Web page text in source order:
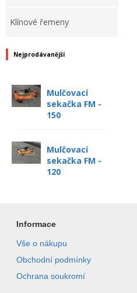
Klínové řemeny
Nejprodávanější
Mulčovací
sekačka FM -
150
Mulčovací
sekačka FM -
120
Informace
Vše o nákupu
Obchodní podmínky
Ochrana soukromí